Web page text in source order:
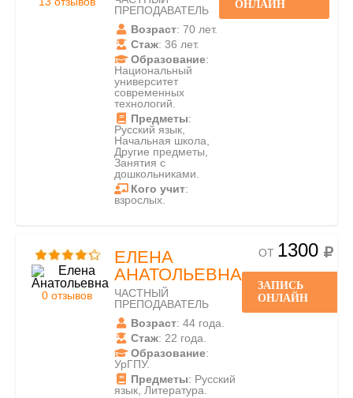
ПРЕПОДАВАТЕЛЬ
Возраст: 70 лет.
Стаж: 36 лет.
Образование:
Национальный
университет
современных
технологий.
Предметы:
Русский язык,
Начальная школа,
Другие предметы,
Занятия с
дошкольниками.
Кого учит:
взрослых.
ОНЛАЙН
0 отзывов
ЕЛЕНА
АНАТОЛЬЕВНА
ЧАСТНЫЙ
ПРЕПОДАВАТЕЛЬ
Возраст: 44 года.
Стаж: 22 года.
Образование:
УрГПУ.
Предметы: Русский
язык, Литература.
ОТ 1300
ЗАПИСЬ
ОНЛАЙН